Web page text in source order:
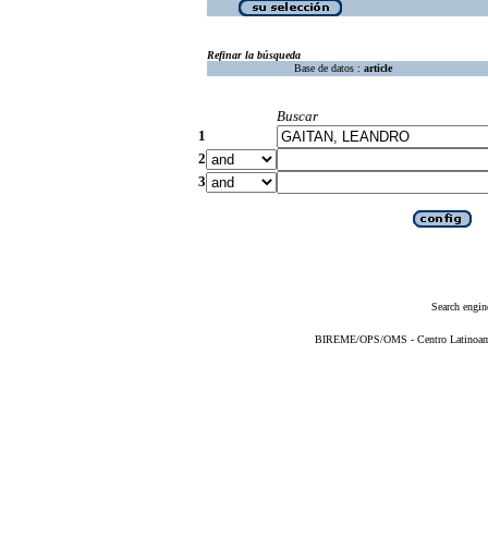
Refinar la búsqueda
Base de datos : article
Buscar
1
2
3
Search
BIREME/OPS/OMS - Centro